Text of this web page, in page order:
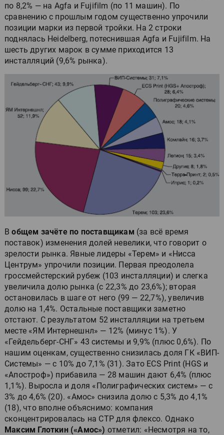
по 8,2% — на Agfa и Fujifilm (по 11 машин). По
сравнению с прошлым годом существенно упрочили
позиции марки из первой тройки. На 2 строки
поднялась Heidelberg, потеснившая Agfa и Fujifilm. На
шесть других марок в сумме приходится 13
инсталляций (9,6% рынка).
Вобщем зачёте по поставщикам (за всё время
поставок) изменения долей невелики, что говорит о
зрелости рынка. Явные лидеры «Терем» и «Нисса
Центрум» упрочили позиции. Первая преодолела
гроссмейстерский рубеж (103 инсталляции) и слегка
увеличила долю рынка (с 22,3% до 23,6%); вторая
остановилась в шаге от него (99 — 22,7%), увеличив
долю на 1,4%. Остальные поставщики заметно
отстают. С результатом 52 инсталляции на третьем
месте «ЯМ Интернешнл» — 12% (минус 1%). У
«Гейдельберг-СНГ» 43 системы и 9,9% (плюс 0,6%). По
нашим оценкам, существенно снизилась доля ГК «ВИП-
Системы» — с 10% до 7,1% (31). Зато ECS Print (HGS и
«Апостроф») прибавила — 28 машин дают 6,4% (плюс
1,1%). Выросла и доля «Полиграфических систем» — с
3% до 4,6% (20). «Амос» снизила долю с 5,3% до 4,1%
(18), что вполне объяснимо: компания
сконцентрировалась на CTP для флексо. Однако
Максим Глоткин («Амос») отметил: «Несмотря на то,